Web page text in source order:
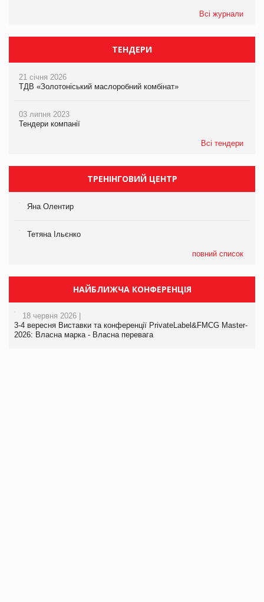
Всі журнали
ТЕНДЕРИ
21 січня 2026
ТДВ «Золотоніський маслоробний комбінат»
03 липня 2023
Тендери компанії
Всі тендери
ТРЕНІНГОВИЙ ЦЕНТР
Яна Олентир
Тетяна Ільєнко
повний список
НАЙБЛИЖЧА КОНФЕРЕНЦІЯ
18 червня 2026 |
3-4 вересня Виставки та конференції PrivateLabel&FMCG Master-
2026: Власна марка - Власна перевага